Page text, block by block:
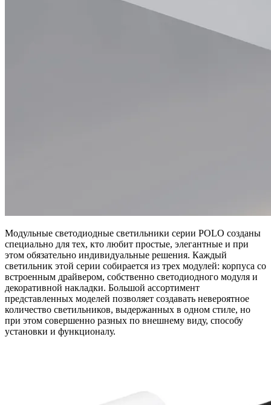
Модульные светодиодные светильники серии POLO созданы
специально для тех, кто любит простые, элегантные и при
этом обязательно индивидуальные решения. Каждый
светильник этой серии собирается из трех модулей: корпуса со
встроенным драйвером, собственно светодиодного модуля и
декоративной накладки. Большой ассортимент
представленных моделей позволяет создавать невероятное
количество светильников, выдержанных в одном стиле, но
при этом совершенно разных по внешнему виду, способу
установки и функционалу.